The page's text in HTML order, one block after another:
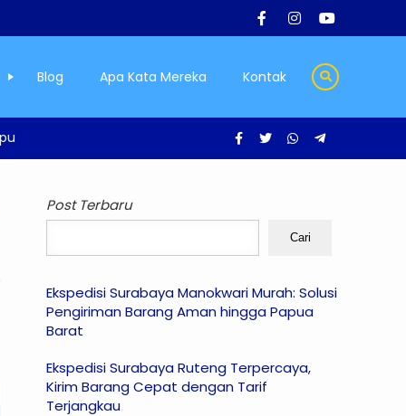
Blog Apa Kata Mereka Kontak
Post Terbaru
Cari
Ekspedisi Surabaya Manokwari Murah: Solusi
Pengiriman Barang Aman hingga Papua
Barat
Ekspedisi Surabaya Ruteng Terpercaya,
Kirim Barang Cepat dengan Tarif
Terjangkau